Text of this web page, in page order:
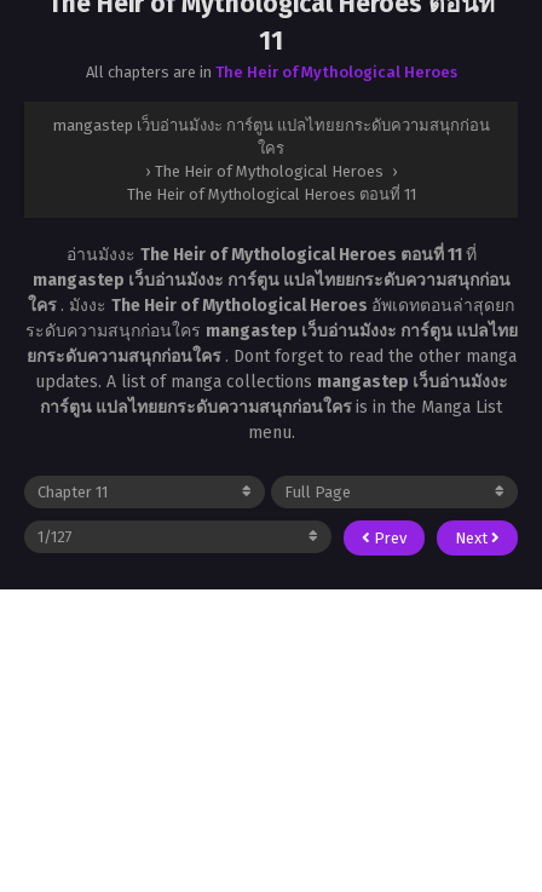
11
All chapters are in The Heir of Mythological Heroes
mangastep เว็บอ่านมังงะ การ์ตูน แปลไทยยกระดับความสนุกก่อน
ใคร
› The Heir of Mythological Heroes ›
The Heir of Mythological Heroes ตอนที่ 11
อ่านมังงะ The Heir of Mythological Heroes ตอนที่ 11ที่
mangastep เว็บอ่านมังงะ การ์ตูน แปลไทยยกระดับความสนุกก่อน
ใคร . มังงะ The Heir of Mythological Heroes อัพเดทตอนล่าสุดยก
ระดับความสนุกก่อนใคร mangastep เว็บอ่านมังงะ การ์ตูน แปลไทย
ยกระดับความสนุกก่อนใคร . Dont forget to read the other manga
updates. A list of manga collections mangastep เว็บอ่านมังงะ
การ์ตูน แปลไทยยกระดับความสนุกก่อนใครis in the Manga List
menu.
Prev Next